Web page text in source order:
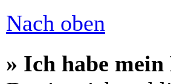
Nach oben
» Ich habe mein